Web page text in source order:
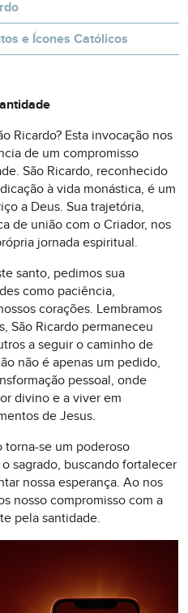
e Ícones Católicos
Ricardo? Esta invocação nos
de um compromisso
São Ricardo, reconhecido
à vida monástica, é um
a Deus. Sua trajetória,
de união com o Criador, nos
jornada espiritual.
santo, pedimos sua
como paciência,
corações. Lembramos
São Ricardo permaneceu
a seguir o caminho de
não é apenas um pedido,
pessoal, onde
divino e a viver em
de Jesus.
torna-se um poderoso
sagrado, buscando fortalecer
nossa esperança. Ao nos
nosso compromisso com a
pela santidade.